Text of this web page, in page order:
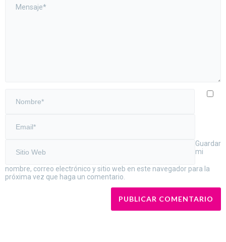
Guardar
mi
nombre, correo electrónico y sitio web en este navegador para la
próxima vez que haga un comentario.